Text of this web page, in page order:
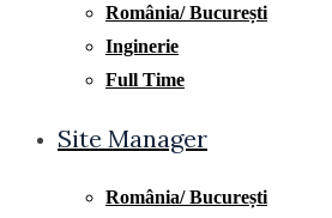
România/ București
Inginerie
Full Time
Site Manager
România/ București